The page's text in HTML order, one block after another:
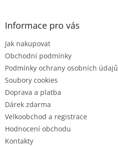
Informace pro vás
Jak nakupovat
Obchodní podmínky
Podmínky ochrany osobních údajů
Soubory cookies
Doprava a platba
Dárek zdarma
Velkoobchod a registrace
Hodnocení obchodu
Kontakty